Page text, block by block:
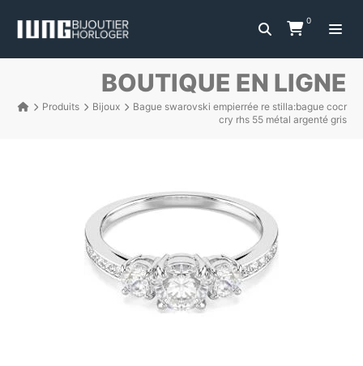
0
BOUTIQUE EN LIGNE
Produits Bijoux
Bague swarovski empierrée re stilla:bague cocr
cry rhs 55 métal argenté gris